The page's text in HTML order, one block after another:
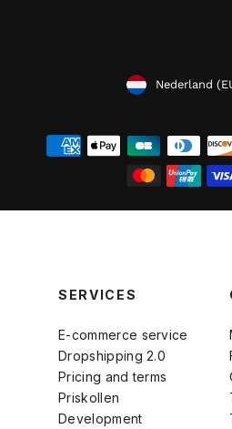
VALUTANederland
SERVICES
E-commerce service
Dropshipping 2.0
Pricing and terms
Priskollen
Development